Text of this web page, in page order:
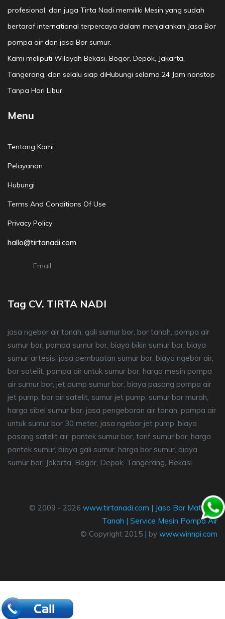
profesional, dan juga Tirta Nadi memiliki Mesin yang sudah
bertaraf international terpercaya dalam menjalankan Jasa Bor
pompa air dan jasa Bor sumur.
Kami meliputi Wilayah Bekasi, Bogor, Depok, Jakarta,
Tangerang, dan selalu siap diHubungi selama 24 Jam nonstop
Tanpa Hari Libur.
Menu
Tentang Kami
Pelayanan
Hubungi
Terms And Conditions Of Use
Privacy Policy
hallo@tirtanadi.com
Email
Tag CV. TIRTA NADI
jasa ngebor air tanah, gali sumur bor, bor tanah, pompa air
sumur bor, pompa sumur bor, biaya bikin sumur bor, biaya
sumur artesis, jasa pembuatan sumur bor, biaya ngebor air,
bor satelit, pompa air untuk sumur bor, harga mesin pompa
air sumur bor, jet pump sumur bor, biaya pasang pompa air
jet pump, bor air satelit, sumur jet pump, sumur bor murah,
harga sibel sumur bor, jasa pengeboran air tanah, pompa air
untuk sumur bor 30 meter, jasa ngebor jet pump, biaya
pasang satelit air, pantek sumur bor, tarif sumur bor, harga
pantek sumur, biaya gali sumur, harga bor sumur, biaya
sumur bor, Jakarta, Bogor, Depok, Tangerang, Bekasi.
© 2009 - 2026 www.tirtanadi.com | Jasa Bor Mata Air
Tanah | Service Mesin Pompa Air
© Copyright 2015 | by www.winnpi.com
.